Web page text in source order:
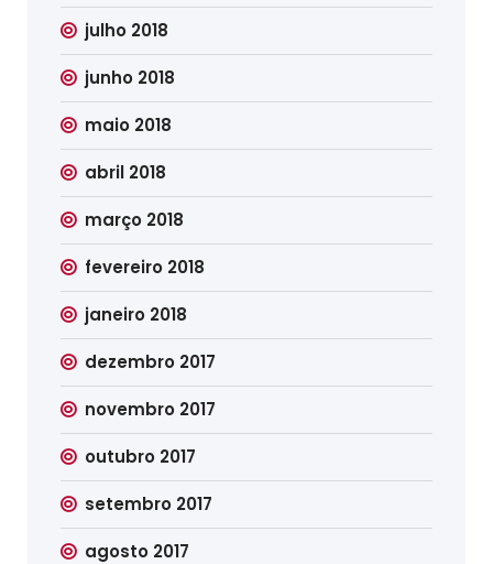
julho 2018
junho 2018
maio 2018
abril 2018
março 2018
fevereiro 2018
janeiro 2018
dezembro 2017
novembro 2017
outubro 2017
setembro 2017
agosto 2017